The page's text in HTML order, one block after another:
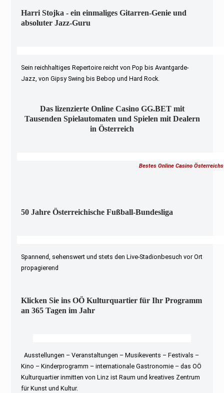
Harri Stojka - ein einmaliges Gitarren-Genie und
absoluter Jazz-Guru
Sein reichhaltiges Repertoire reicht von Pop bis Avantgarde-
Jazz, von Gipsy Swing bis Bebop und Hard Rock.
Das lizenzierte Online Casino GG.BET mit
Tausenden Spielautomaten und Spielen mit Dealern
in Österreich
Bestes Online Casino Österreichs
50 Jahre Österreichische Fußball-Bundesliga
Spannend, sehenswert und stets den Live-Stadionbesuch vor Ort
propagierend
Klicken Sie ins OÖ Kulturquartier für Ihr Programm
an 365 Tagen im Jahr
Ausstellungen – Veranstaltungen – Musikevents – Festivals –
Kino – Kinderprogramm – internationale Gastronomie – das OÖ
Kulturquartier inmitten von Linz ist Raum und kreatives Zentrum
für Kunst und Kultur.